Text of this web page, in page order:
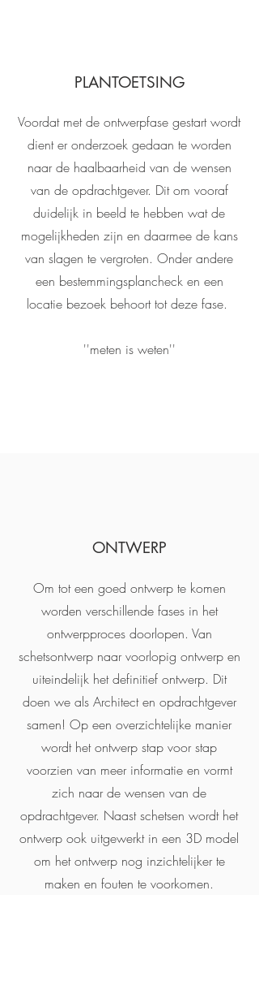
PLANTOETSING
Voordat met de ontwerpfase gestart wordt
dient er onderzoek gedaan te worden
naar de haalbaarheid van de wensen
van de opdrachtgever. Dit om vooraf
duidelijk in beeld te hebben wat de
mogelijkheden zijn en daarmee de kans
van slagen te vergroten. Onder andere
een bestemmingsplancheck en een
locatie bezoek behoort tot deze fase.
''meten is weten''
ONTWERP
Om tot een goed ontwerp te komen
worden verschillende fases in het
ontwerpproces doorlopen. Van
schetsontwerp naar voorlopig ontwerp en
uiteindelijk het definitief ontwerp. Dit
doen we als Architect en opdrachtgever
samen! Op een overzichtelijke manier
wordt het ontwerp stap voor stap
voorzien van meer informatie en vormt
zich naar de wensen van de
opdrachtgever. Naast schetsen wordt het
ontwerp ook uitgewerkt in een 3D model
om het ontwerp nog inzichtelijker te
maken en fouten te voorkomen.